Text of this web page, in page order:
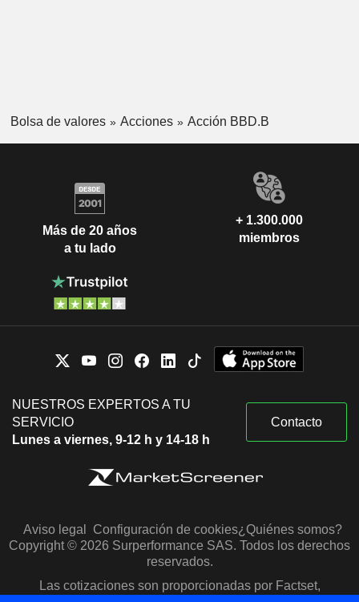
Bolsa de valores Acciones Acción BBD.B
Más de 20 años
a tu lado
+ 1.300.000
miembros
NUESTROS EXPERTOS A TU
SERVICIO
Lunes a viernes, 9-12 h y 14-18 h
Contacto
Aviso legal Configuración de cookies¿Quiénes somos?
Copyright © 2026 Surperformance SAS. Todos los derechos
reservados.
Las cotizaciones son proporcionadas por Factset,